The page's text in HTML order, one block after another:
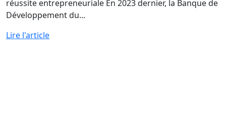
réussite entrepreneuriale En 2023 dernier, la Banque de
Développement du...
Lire l'article